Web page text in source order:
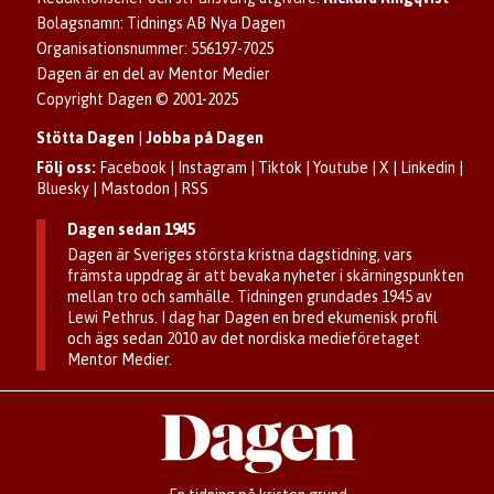
Senaste numret av eDagen
Dagens arkiv
Se dödsannonser/minnesrum
Anmäl störande/felaktig annons
Bolagsnamn: Tidnings AB Nya Dagen
Organisationsnummer: 556197-7025
Dagen är en del av Mentor Medier
Copyright Dagen © 2001-2025
Stötta Dagen |Jobba på Dagen
Följ oss: Facebook Instagram Tiktok |Youtube |X Linkedin
Bluesky
Mastodon RSS
Dagen sedan 1945
Dagen är Sveriges största kristna dagstidning, vars
främsta uppdrag är att bevaka nyheter i skärningspunkten
mellan tro och samhälle. Tidningen grundades 1945 av
Lewi Pethrus. I dag har Dagen en bred ekumenisk profil
och ägs sedan 2010 av det nordiska medieföretaget
Mentor Medier.